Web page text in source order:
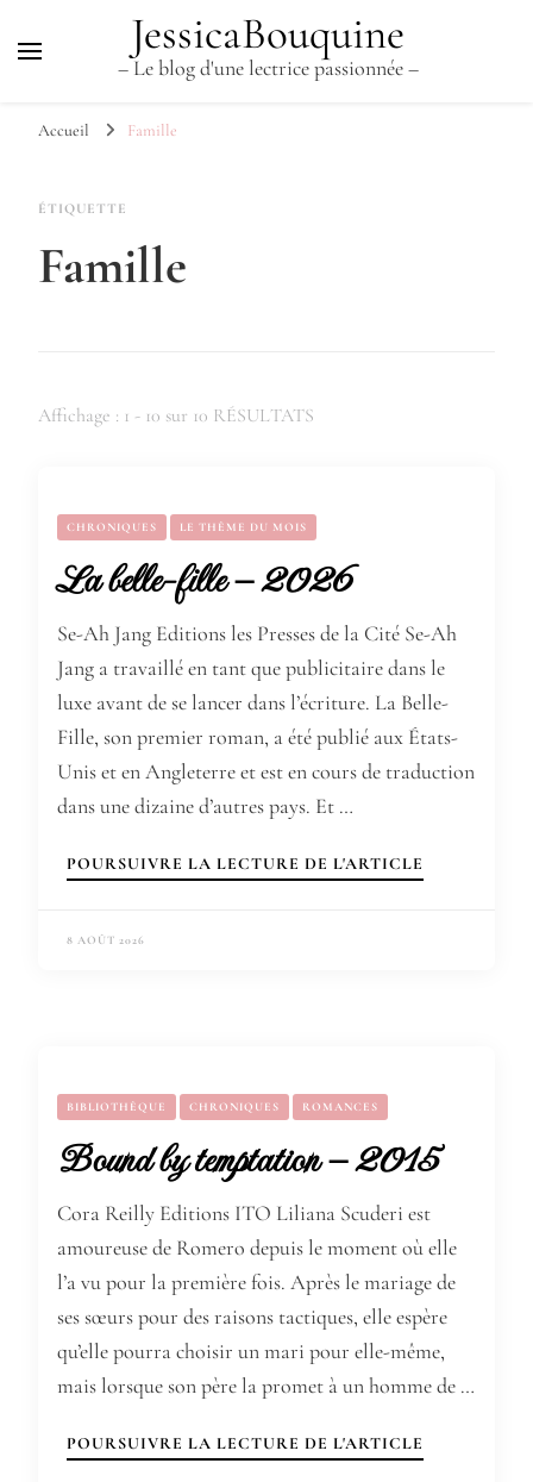
JessicaBouquine
– Le blog d'une lectrice passionnée –
Accueil Famille
ÉTIQUETTE
Famille
Affichage : 1 - 10 sur 10 RÉSULTATS
CHRONIQUES LE THÈME DU MOIS
La belle-fille – 2026
Se-Ah Jang Editions les Presses de la Cité Se-Ah
Jang a travaillé en tant que publicitaire dans le
luxe avant de se lancer dans l’écriture. La Belle-
Fille, son premier roman, a été publié aux États-
Unis et en Angleterre et est en cours de traduction
dans une dizaine d’autres pays. Et …
POURSUIVRE LA LECTURE DE L'ARTICLE
8 AOÛT 2026
BIBLIOTHÈQUE CHRONIQUES ROMANCES
Bound by temptation – 2015
Cora Reilly Editions ITO Liliana Scuderi est
amoureuse de Romero depuis le moment où elle
l’a vu pour la première fois. Après le mariage de
ses sœurs pour des raisons tactiques, elle espère
qu’elle pourra choisir un mari pour elle-même,
mais lorsque son père la promet à un homme de …
POURSUIVRE LA LECTURE DE L'ARTICLE